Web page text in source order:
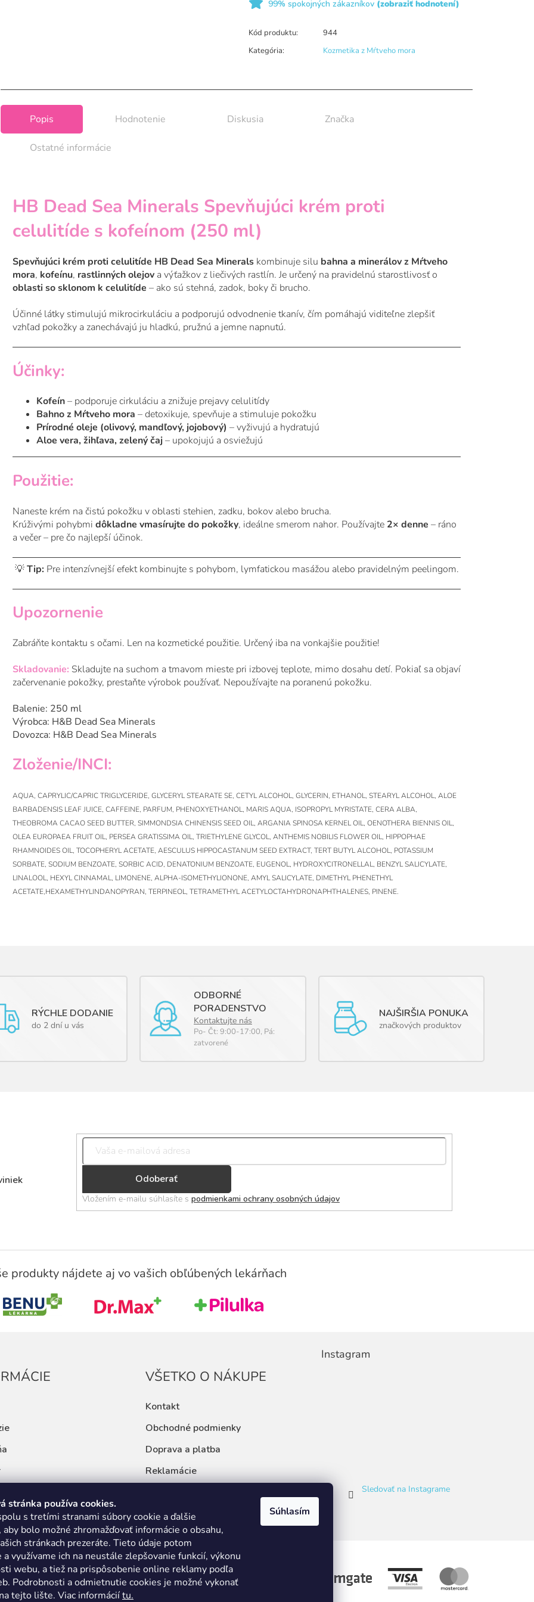
stránka používa cookies.
s tretími stranami súbory cookie a ďalšie
bolo možné zhromažďovať informácie o obsahu,
stránkach prezeráte. Tieto údaje potom
a využívame ich na neustále zlepšovanie funkcií, výkonu
webu, a tiež na prispôsobenie online reklamy podľa
Podrobnosti a odmietnutie cookies je možné vykonať
tejto lište. Viac informáciítu.
Súhlasím
99% spokojných zákazníkov (zobraziť hodnotení)
Kód produktu:
944
Kategória: Kozmetika z Mŕtveho mora
Popis Hodnotenie Diskusia Značka
Ostatné informácie
HB Dead Sea Minerals Spevňujúci krém proti
celulitíde s kofeínom (250 ml)
Spevňujúci krém proti celulitíde HB Dead Sea Minerals kombinuje silu bahna a minerálov z Mŕtveho
mora, kofeínu, rastlinných olejov a výťažkov z liečivých rastlín. Je určený na pravidelnú starostlivosť o
oblasti so sklonom k celulitíde – ako sú stehná, zadok, boky či brucho.
Účinné látky stimulujú mikrocirkuláciu a podporujú odvodnenie tkanív, čím pomáhajú viditeľne zlepšiť
vzhľad pokožky a zanechávajú ju hladkú, pružnú a jemne napnutú.
Účinky:
Kofeín– podporuje cirkuláciu a znižuje prejavy celulitídy
Bahno z Mŕtveho mora – detoxikuje, spevňuje a stimuluje pokožku
Prírodné oleje (olivový, mandľový, jojobový) – vyživujú a hydratujú
Aloe vera, žihľava, zelený čaj– upokojujú a osviežujú
Použitie:
Naneste krém na čistú pokožku v oblasti stehien, zadku, bokov alebo brucha.
Krúživými pohybmi dôkladne vmasírujte do pokožky, ideálne smerom nahor. Používajte 2× denne – ráno
a večer – pre čo najlepší účinok.
💡Tip:Pre intenzívnejší efekt kombinujte s pohybom, lymfatickou masážou alebo pravidelným peelingom.
Upozornenie
Zabráňte kontaktu s očami. Len na kozmetické použitie. Určený iba na vonkajšie použitie!
Skladovanie: Skladujte na suchom a tmavom mieste pri izbovej teplote, mimo dosahu detí. Pokiaľ sa objaví
začervenanie pokožky, prestaňte výrobok používať. Nepoužívajte na poranenú pokožku.
Balenie: 250 ml
Výrobca: H&B ​​Dead Sea Minerals
Dovozca: H&B ​​Dead Sea Minerals
Zloženie/INCI:
AQUA, CAPRYLIC/CAPRIC TRIGLYCERIDE, GLYCERYL STEARATE SE, CETYL ALCOHOL, GLYCERIN, ETHANOL, STEARYL ALCOHOL, ALOE
BARBADENSIS LEAF JUICE, CAFFEINE, PARFUM, PHENOXYETHANOL, MARIS AQUA, ISOPROPYL MYRISTATE, CERA ALBA,
THEOBROMA CACAO SEED BUTTER, SIMMONDSIA CHINENSIS SEED OIL, ARGANIA SPINOSA KERNEL OIL, OENOTHERA BIENNIS OIL,
OLEA EUROPAEA FRUIT OIL, PERSEA GRATISSIMA OIL, TRIETHYLENE GLYCOL, ANTHEMIS NOBILIS FLOWER OIL, HIPPOPHAE
RHAMNOIDES OIL, TOCOPHERYL ACETATE, AESCULUS HIPPOCASTANUM SEED EXTRACT, TERT BUTYL ALCOHOL, POTASSIUM
SORBATE, SODIUM BENZOATE, SORBIC ACID, DENATONIUM BENZOATE, EUGENOL, HYDROXYCITRONELLAL, BENZYL SALICYLATE,
LINALOOL, HEXYL CINNAMAL, LIMONENE, ALPHA-ISOMETHYLIONONE, AMYL SALICYLATE, DIMETHYL PHENETHYL
ACETATE,HEXAMETHYLINDANOPYRAN, TERPINEOL, TETRAMETHYL ACETYLOCTAHYDRONAPHTHALENES, PINENE.
RÝCHLE DODANIE
do 2 dní u vás
ODBORNÉ
PORADENSTVO
Kontaktujte nás
Po- Čt: 9:00-17:00, Pá:
zatvorené
NAJŠIRŠIA PONUKA
značkových produktov
Přihlásit
se
Vložením e-mailu súhlasíte s podmienkami ochrany osobných údajov
produkty nájdete aj vo vašich obľúbených lekárňach
kalkulačka
VŠETKO O NÁKUPE
Kontakt
Obchodné podmienky
Doprava a platba
Reklamácie
Instagram
Sledovať na Instagrame